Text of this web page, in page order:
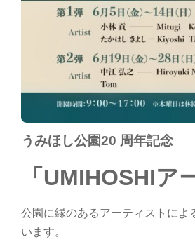
うみほし公園20 周年記念
「UMIHOSHIア
公園に縁のあるアーティストによ
います。